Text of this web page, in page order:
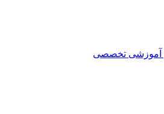
آموزشی تخصصی